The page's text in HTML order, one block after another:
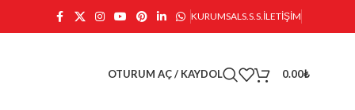
KURUMSALS.S.S.İLETIŞIM
OTURUM AÇ / KAYDOL 0.00₺